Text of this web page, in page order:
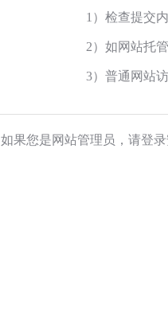
1）检查提交
2）如网站托
3）普通网站
如果您是网站管理员，请登